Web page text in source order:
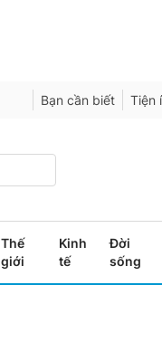
Bạn cần biết Tiện
Thế
giới
Kinh
tế
Đời
sống